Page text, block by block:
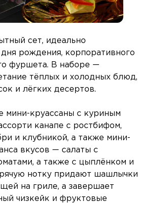
сет, идеально
рождения, корпоративного
фуршета. В наборе —
тёплых и холодных блюд,
и лёгких десертов.
круассаны с куриным
канапе с ростбифом,
и клубникой, а также мини-
вкусов — салаты с
а также с цыплёнком и
нотку придают шашлычки
на гриле, а завершает
чизкейк и фруктовые